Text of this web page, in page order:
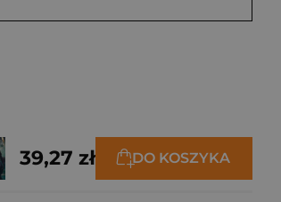
39,27 zł DO KOSZYKA